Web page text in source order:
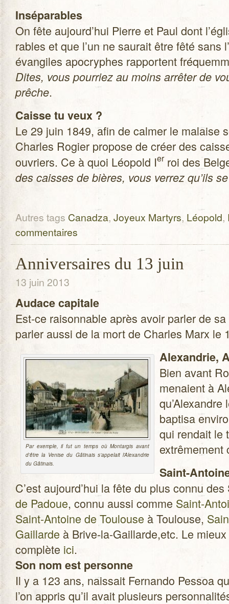
Insé­pa­rables
On fête aujourd’hui Pierre et Paul dont
rables et que l’un ne sau­rait être fêté sans
évan­giles apo­cryphes rap­portent
Dites, vous pour­riez au moins arrê­ter de
prêche.
Caisse tu veux ?
Le 29 juin 1849, afin de cal­mer le malaise
Charles Rogier pro­pose de créer des
ouvriers. Ce à quoi Léo­pold Ierroi des
des caisses de bières, vous ver­rez qu’ils
Autres tags Canadza, Joyeux Martyrs, Léopold,
commentaires
Anniversaires du 13 juin
13 juin 2013
Audace capi­tale
Est-ce rai­son­nable après avoir par­ler de
par­ler aussi de la mort de Charles Marx le
Par exemple, il fut un temps où Mon­tar­gis avant
d’être la Venise du Gâti­nais s’appelait l’Alexandrie
du Gâtinais.
Alexan­drie,
Bien avant
menaient à
bap­tisa
qui ren­dait le
extrê­me­ment
Saint-
C’est aujourd’hui la fête du plus connu
de Padoue, connu aussi comme Saint-
Saint-Antoine de Tou­louse à Tou­louse,
Gaillarde à Brive-la-Gaillarde,etc. Le
com­plète ici.
Son nom est per­sonne
Il y a 123 ans, nais­sait Fer­nando Pes­soa
l’on appris qu’il avait plu­sieurs